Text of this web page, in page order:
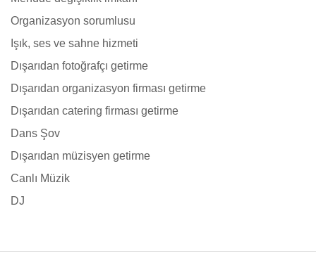
Organizasyon sorumlusu
Işık, ses ve sahne hizmeti
Dışarıdan fotoğrafçı getirme
Dışarıdan organizasyon firması getirme
Dışarıdan catering firması getirme
Dans Şov
Dışarıdan müzisyen getirme
Canlı Müzik
DJ